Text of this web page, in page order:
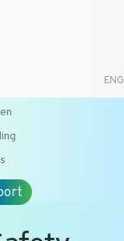
ENG